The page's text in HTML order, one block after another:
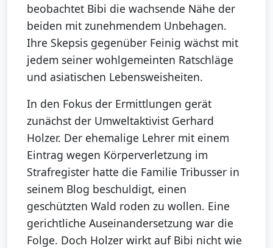
beobachtet Bibi die wachsende Nähe der
beiden mit zunehmendem Unbehagen.
Ihre Skepsis gegenüber Feinig wächst mit
jedem seiner wohlgemeinten Ratschläge
und asiatischen Lebensweisheiten.
In den Fokus der Ermittlungen gerät
zunächst der Umweltaktivist Gerhard
Holzer. Der ehemalige Lehrer mit einem
Eintrag wegen Körperverletzung im
Strafregister hatte die Familie Tribusser in
seinem Blog beschuldigt, einen
geschützten Wald roden zu wollen. Eine
gerichtliche Auseinandersetzung war die
Folge. Doch Holzer wirkt auf Bibi nicht wie